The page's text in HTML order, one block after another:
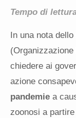
Tempo di
In una nota
chiedere ai
azione
pandemie a
zoonosi a